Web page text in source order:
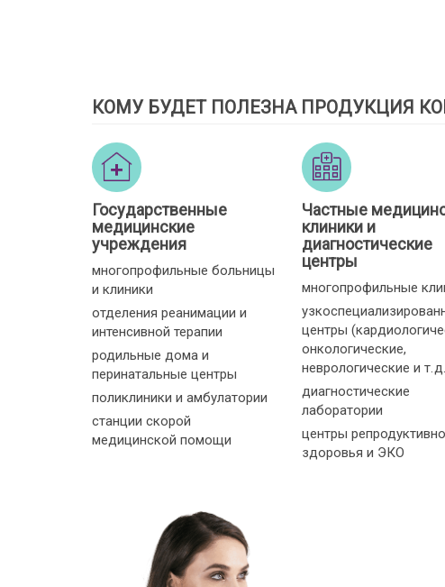
КОМУ БУДЕТ ПОЛЕЗНА ПРОДУКЦИЯ
Государственные
медицинские
учреждения
многопрофильные больницы
и клиники
отделения реанимации и
интенсивной терапии
родильные дома и
перинатальные центры
поликлиники и амбулатории
станции скорой
медицинской помощи
Частные
клиники и
диагностические
центры
многопрофильные
центры
онкологические,
неврологические и т.
диагностические
лаборатории
центры
здоровья и ЭКО